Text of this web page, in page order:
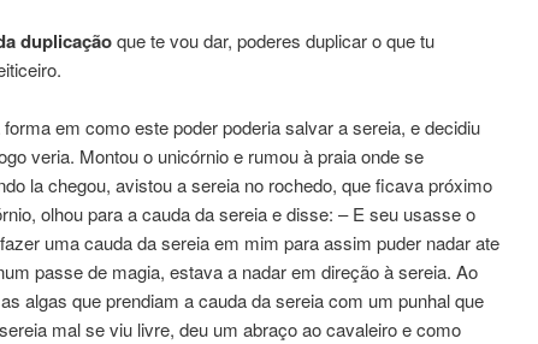
duplicaçãoque te vou dar, poderes duplicar o que tu
em como este poder poderia salvar a sereia, e decidiu
veria. Montou o unicórnio e rumou à praia onde se
la chegou, avistou a sereia no rochedo, que ficava próximo
olhou para a cauda da sereia e disse: – E seu usasse o
uma cauda da sereia em mim para assim puder nadar ate
passe de magia, estava a nadar em direção à sereia. Ao
algas que prendiam a cauda da sereia com um punhal que
mal se viu livre, deu um abraço ao cavaleiro e como